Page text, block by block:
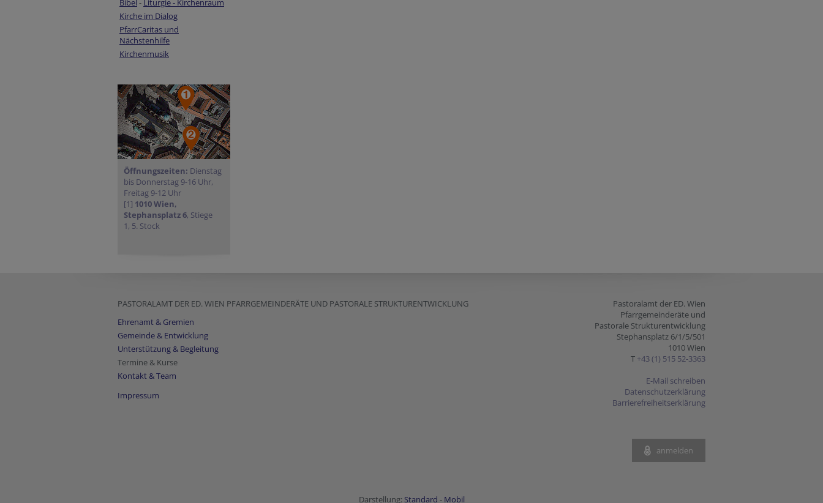
Bibel - Liturgie - Kirchenraum
Kirche im Dialog
PfarrCaritas und
Nächstenhilfe
Kirchenmusik
Öffnungszeiten: Dienstag
bis Donnerstag 9-16 Uhr,
Freitag 9-12 Uhr
[1] 1010 Wien,
Stephansplatz 6, Stiege
1, 5. Stock
PASTORALAMT DER ED. WIEN PFARRGEMEINDERÄTE UND PASTORALE STRUKTURENTWICKLUNG
Ehrenamt & Gremien
Gemeinde & Entwicklung
Unterstützung & Begleitung
Termine & Kurse
Kontakt & Team
Impressum
Pastoralamt der ED. Wien
Pfarrgemeinderäte und
Pastorale Strukturentwicklung
Stephansplatz 6/1/5/501
1010 Wien
T +43 (1) 515 52-3363
E-Mail schreiben
Datenschutzerklärung
Barrierefreiheitserklärung
anmelden
Darstellung: Standard - Mobil